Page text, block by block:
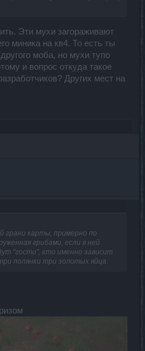
Эти мухи загораживают
миника на кв4. То есть ты
моба, но мухи тупо
и вопрос откуда такое
Других мест на
грани карты, примерно по
грибами, если в ней
"гости", кто именно зависит
полянки три золотых яйца.